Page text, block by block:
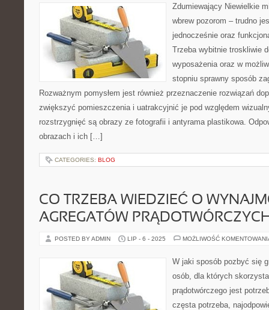
Zdumiewający Niewielkie
wbrew pozorom – trudno
jednocześnie oraz
Trzeba wybitnie troskliwie
wyposażenia oraz w
stopniu sprawny sposób
Rozważnym pomysłem jest również przeznaczenie rozwiązań
zwiększyć pomieszczenia i uatrakcyjnić je pod względem
rozstrzygnięć są obrazy ze fotografii i antyrama plastikowa.
obrazach i ich […]
CATEGORIES: BLOG
CO TRZEBA WIEDZIEĆ O
AGREGATÓW
POSTED BY ADMIN LIP - 6 - 2025 MOŻLIWOŚĆ
W jaki sposób pozbyć się
osób, dla których
prądotwórczego jest
częsta potrzeba,